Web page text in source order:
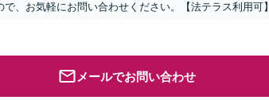
、お気軽にお問い合わせください。【法テラス利用可】
メールでお問い合わせ